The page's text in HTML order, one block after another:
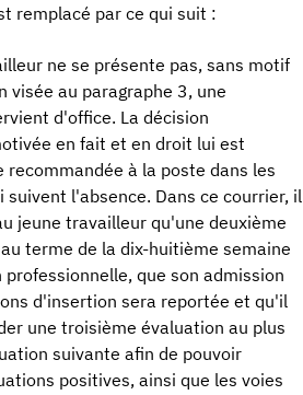
remplacé par ce qui suit :
ne se présente pas, sans motif
visée au paragraphe 3, une
d'office. La décision
en fait et en droit lui est
à la poste dans les
l'absence. Dans ce courrier, il
jeune travailleur qu'une deuxième
terme de la dix-huitième semaine
que son admission
d'insertion sera reportée et qu'il
une troisième évaluation au plus
suivante afin de pouvoir
positives, ainsi que les voies